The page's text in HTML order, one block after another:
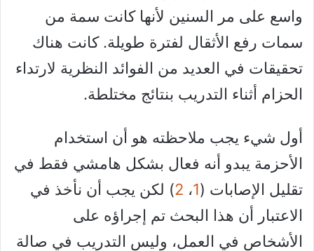
واسع على مر السنين لأنها كانت سمة من
سمات رفع الأثقال لفترة طويلة. كانت هناك
تحقيقات في العديد من الفوائد النظرية لارتداء
الحزام أثناء التدريب بنتائج مختلطة.
أول شيء يجب ملاحظته هو أن استخدام
الأحزمة يبدو أنه فعال بشكل هامشي فقط في
تقليل الإصابات (1، 2) لكن يجب أن نأخذ في
الاعتبار أن هذا البحث تم إجراؤه على
الأشخاص في العمل، وليس التدريب في صالة